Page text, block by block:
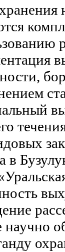
в
научно